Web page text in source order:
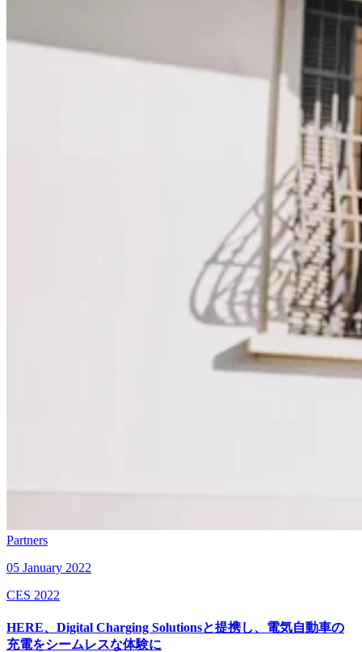
Partners
05 January 2022
CES 2022
HERE、Digital Charging Solutionsと提携し、電気自動車の
充電をシームレスな体験に